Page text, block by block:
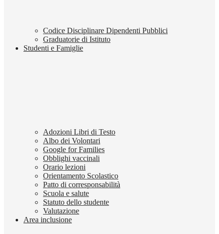
Codice Disciplinare Dipendenti Pubblici
Graduatorie di Istituto
Studenti e Famiglie
Adozioni Libri di Testo
Albo dei Volontari
Google for Families
Obblighi vaccinali
Orario lezioni
Orientamento Scolastico
Patto di corresponsabilità
Scuola e salute
Statuto dello studente
Valutazione
Area inclusione